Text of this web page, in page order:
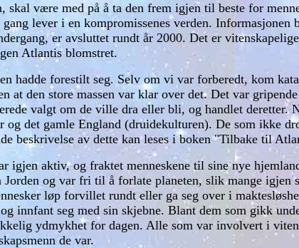
skal være med på å ta den frem igjen til beste for
lever i en kompromissenes verden.
er avsluttet rundt år 2000. Det er
Atlantis blomstret.
hadde forestilt seg. Selv om vi var forberedt, kom
at den store massen var klar over det. Det var
valgt om de ville dra eller bli, og handlet deretter.
og det gamle England (druidekulturen). De som ikke
beskrivelse av dette kan leses i boken "Tilbake til
igjen aktiv, og fraktet menneskene til sine nye
og var fri til å forlate planeten, slik mange
løp forvillet rundt eller ga seg over i
innfant seg med sin skjebne. Blant dem som gikk
ydmykhet for dagen. Alle som var involvert i
de var.